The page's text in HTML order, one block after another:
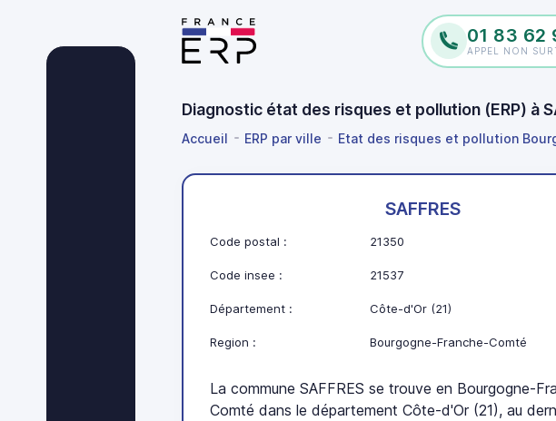
01 83 62
APPEL NON
Diagnostic état des risques et pollution (ERP) à
Accueil ERP par ville Etat des risques et pollution
SAFFRES
Code postal : 21350
Code insee : 21537
Département : Côte-d'Or (21)
Region : Bourgogne-Franche-Comté
La commune SAFFRES se trouve en Bourgogne-
Comté dans le département Côte-d'Or (21), au